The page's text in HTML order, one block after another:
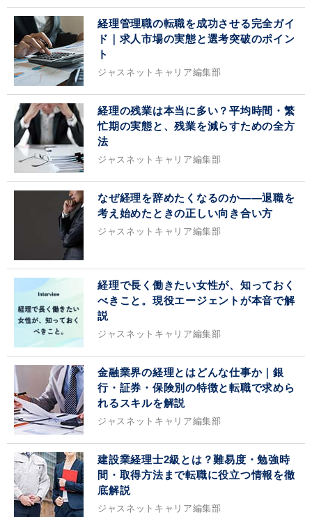
経理管理職の転職を成功させる完全ガイ
ド｜求人市場の実態と選考突破のポイン
ト
ジャスネットキャリア編集部
経理の残業は本当に多い？平均時間・繁
忙期の実態と、残業を減らすための全方
法
ジャスネットキャリア編集部
なぜ経理を辞めたくなるのか——退職を
考え始めたときの正しい向き合い方
ジャスネットキャリア編集部
経理で長く働きたい女性が、知っておく
べきこと。現役エージェントが本音で解
説
ジャスネットキャリア編集部
金融業界の経理とはどんな仕事か｜銀
行・証券・保険別の特徴と転職で求めら
れるスキルを解説
ジャスネットキャリア編集部
建設業経理士2級とは？難易度・勉強時
間・取得方法まで転職に役立つ情報を徹
底解説
ジャスネットキャリア編集部